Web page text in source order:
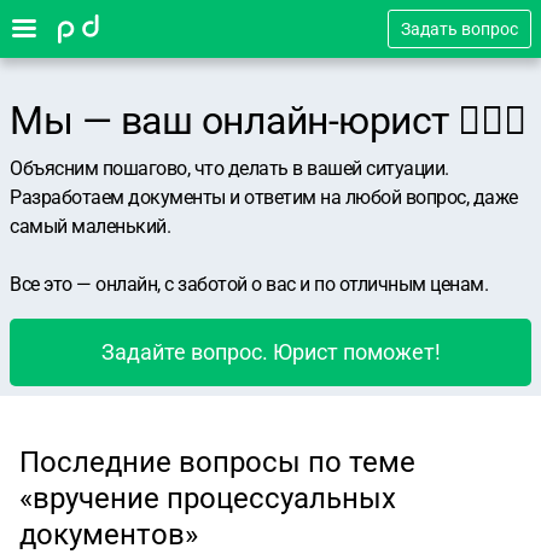
Задать вопрос
Мы — ваш онлайн-юрист 👨🏻‍⚖️
Объясним пошагово, что делать в вашей ситуации.
Разработаем документы и ответим на любой вопрос, даже
самый маленький.
Все это — онлайн, с заботой о вас и по отличным ценам.
Задайте вопрос. Юрист поможет!
Последние вопросы по теме
«вручение процессуальных
документов»